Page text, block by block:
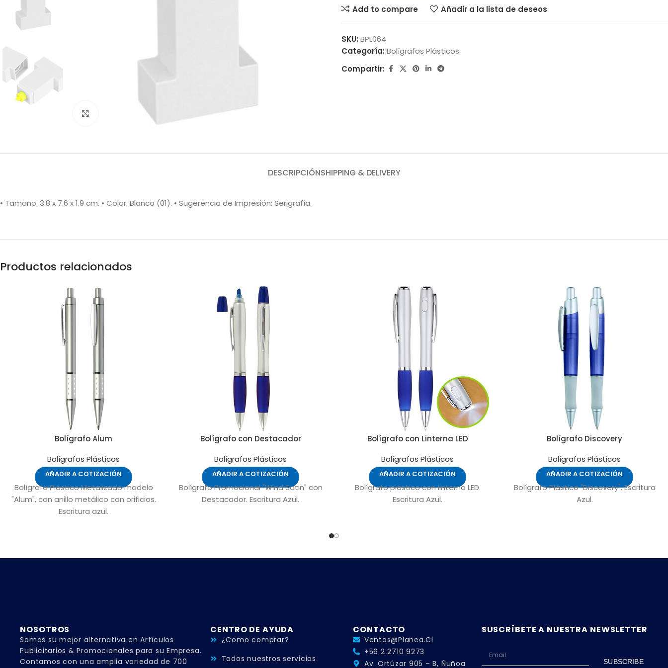
Clic para ampliar
Add to compare Añadir a la lista de deseos
SKU: BPL064
Categoría: Bolígrafos Plásticos
Compartir:
DESCRIPCIÓNSHIPPING & DELIVERY
• Tamaño: 3.8 x 7.6 x 1.9 cm. • Color: Blanco (01). • Sugerencia de Impresión: Serigrafía.
Productos relacionados
Bolígrafo Alum
Bolígrafos Plásticos
AÑADIR A COTIZACIÓN
Bolígrafo Plástico Metalizado modelo
"Alum", con anillo metálico con orificios.
Escritura azul.
Bolígrafo con Destacador
Bolígrafos Plásticos
AÑADIR A COTIZACIÓN
Bolígrafo Promocional "Wind Satin" con
Destacador. Escritura Azul.
Bolígrafo con Linterna LED
Bolígrafos Plásticos
AÑADIR A COTIZACIÓN
Bolígrafo plástico con linterna LED.
Escritura Azul.
Bolígrafo Discovery
Bolígrafos Plásticos
AÑADIR A COTIZACIÓN
Bolígrafo Plástico "Discovery". Escritura
Azul.
NOSOTROS
Somos su mejor alternativa en Artículos
Publicitarios & Promocionales para su Empresa.
Contamos con una amplia variedad de 700
CENTRO DE AYUDA
¿Como comprar?
Todos nuestros servicios
CONTACTO
Ventas@planea.cl
+56 2 2710 9273
Av. Ortúzar 905 – B, Ñuñoa
SUSCRÍBETE A NUESTRA NEWSLETTER
SUBSCRIBE